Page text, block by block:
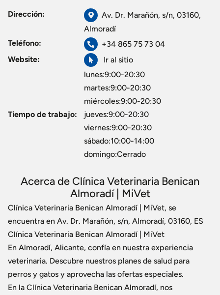
Dirección:
Av. Dr. Marañón, s/n, 03160,
Almoradí
Teléfono:
+34 865 75 73 04
Website:
Ir al sitio
Tiempo de trabajo:
lunes:9:00-20:30
martes:9:00-20:30
miércoles:9:00-20:30
jueves:9:00-20:30
viernes:9:00-20:30
sábado:10:00-14:00
domingo:Cerrado
Acerca de Clínica Veterinaria Benican
Almoradí | MiVet
Clínica Veterinaria Benican Almoradí | MiVet, se
encuentra en Av. Dr. Marañón, s/n, Almoradí, 03160, ES
Clínica Veterinaria Benican Almoradí | MiVet
En Almoradí, Alicante, confía en nuestra experiencia
veterinaria. Descubre nuestros planes de salud para
perros y gatos y aprovecha las ofertas especiales.
En la Clínica Veterinaria Benican Almoradí, nos